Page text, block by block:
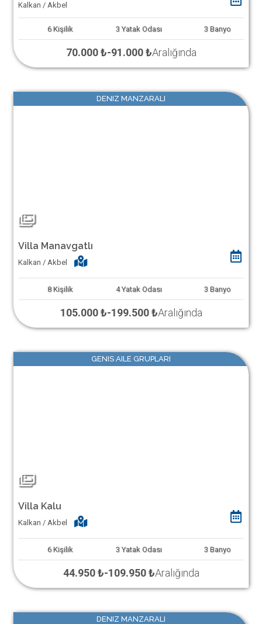
Kalkan / Akbel
6 Kişilik 3 Yatak Odası 3 Banyo
70.000 ₺-91.000 ₺Aralığında
DENIZ MANZARALI
Villa Manavgatlı
Kalkan / Akbel
8 Kişilik 4 Yatak Odası 3 Banyo
105.000 ₺-199.500 ₺Aralığında
GENIS AILE GRUPLARI
Villa Kalu
Kalkan / Akbel
6 Kişilik 3 Yatak Odası 3 Banyo
44.950 ₺-109.950 ₺Aralığında
DENIZ MANZARALI